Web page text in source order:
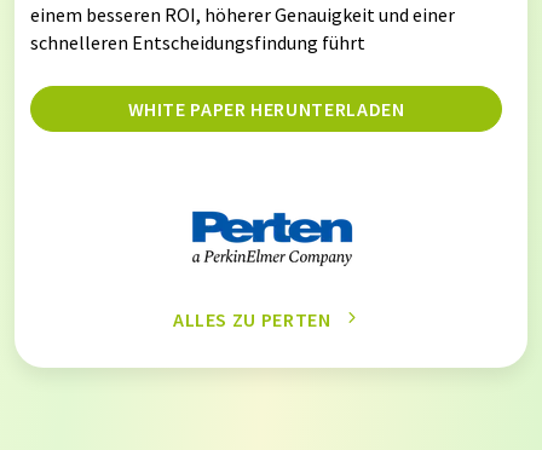
einem besseren ROI, höherer Genauigkeit und einer
schnelleren Entscheidungsfindung führt
WHITE PAPER HERUNTERLADEN
ALLES ZU PERTEN